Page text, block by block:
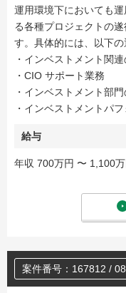
運用環境下においても
る各種プロジェクトの
す。具体的には、以下の
・インベストメント関
・CIO サポート業務
・インベストメント部
・インベストメントパ
給与
年収 700万円 〜 1,100万
案件番号：167812 /